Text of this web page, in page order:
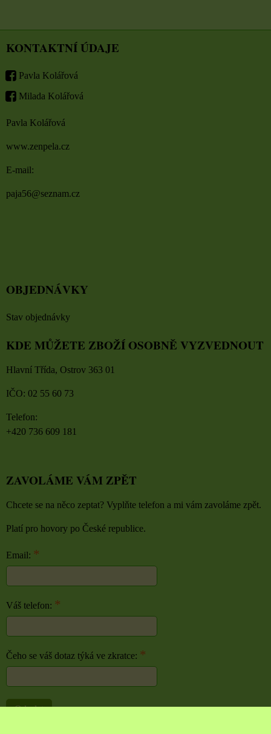
KONTAKTNÍ ÚDAJE
Pavla Kolářová
Milada Kolářová
Pavla Kolářová
www.zenpela.cz
E-mail:
paja56@seznam.cz
OBJEDNÁVKY
Stav objednávky
KDE MŮŽETE ZBOŽÍ OSOBNĚ VYZVEDNOUT
Hlavní Třída, Ostrov 363 01
IČO: 02 55 60 73
Telefon:
+420 736 609 181
ZAVOLÁME VÁM ZPĚT
Chcete se na něco zeptat? Vyplňte telefon a mi vám zavoláme zpět.
Platí pro hovory po České republice.
Email: *
Váš telefon: *
Čeho se váš dotaz týká ve zkratce: *
Odeslat